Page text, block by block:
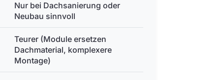
Nur bei Dachsanierung oder
Neubau sinnvoll
Teurer (Module ersetzen
Dachmaterial, komplexere
Montage)